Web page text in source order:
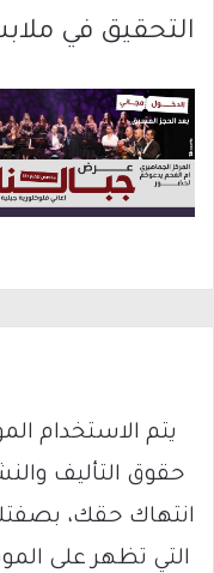
التحقيق في
انتهاك حقك،
التي تظهر على